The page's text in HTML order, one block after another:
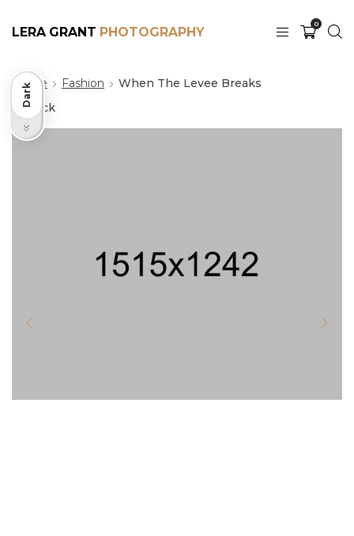
LERA GRANT
0
Home Fashion
When The Levee Breaks
Back
Light
Dark